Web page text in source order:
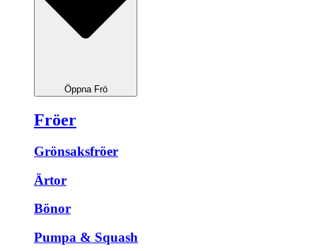
Öppna Frö
Fröer
Grönsaksfröer
Ärtor
Bönor
Pumpa & Squash